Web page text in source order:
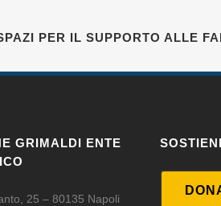
PER IL SUPPORTO ALLE
GRIMALDI ENTE
25 – 80135 Napoli